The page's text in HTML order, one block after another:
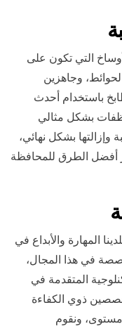
التي تكون على
وجاهزين
باستخدام أحدث
بشكل مثالي
وإزالتها بشكل نهائي،
أفضل الطرق للمحافظة
المهارة والأبداع في
في هذا المجال،
المتقدمة في
ذوي الكفاءة
ونقوم